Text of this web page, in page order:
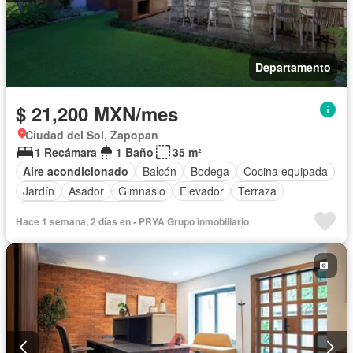
Departamento
$ 21,200 MXN/mes
Ciudad del Sol, Zapopan
1 Recámara
1 Baño
35 m²
Aire acondicionado
Balcón Bodega
Cocina equipada
Jardín
Asador Gimnasio Elevador
Terraza
Hace 1 semana, 2 días en - PRYA Grupo inmobiliario